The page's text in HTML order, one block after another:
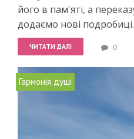
його в пам'яті, а
додаємо нові подробиці.
ЧИТАТИ ДАЛІ 0
Гармонія душі